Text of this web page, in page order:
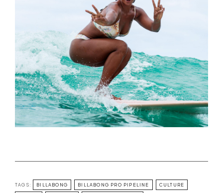
TAGS: BILLABONG BILLABONG PRO PIPELINE CULTURE